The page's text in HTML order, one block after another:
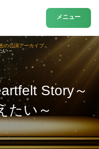
メニュー
Story～
たい～
の公演アーカイブ
い～